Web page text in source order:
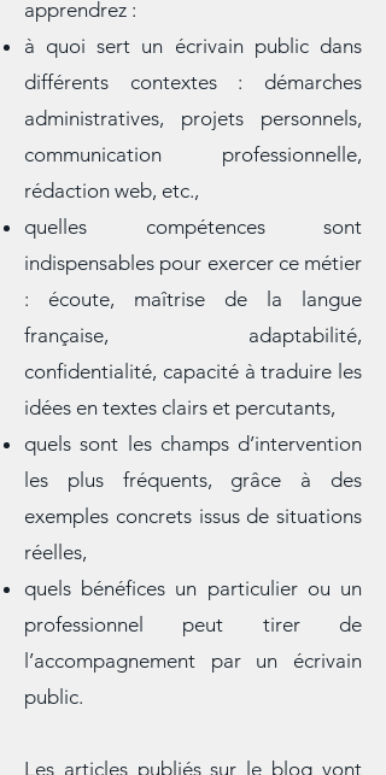
À travers mes publications, vous
apprendrez :
différents contextes : démarches
administratives, projets personnels,
communication professionnelle,
rédaction web, etc.,
quelles compétences sont
indispensables pour exercer ce métier
: écoute, maîtrise de la langue
française, adaptabilité,
confidentialité, capacité à traduire les
idées en textes clairs et percutants,
quels sont les champs d’intervention
les plus fréquents, grâce à des
exemples concrets issus de situations
réelles,
quels bénéfices un particulier ou un
professionnel peut tirer de
l’accompagnement par un écrivain